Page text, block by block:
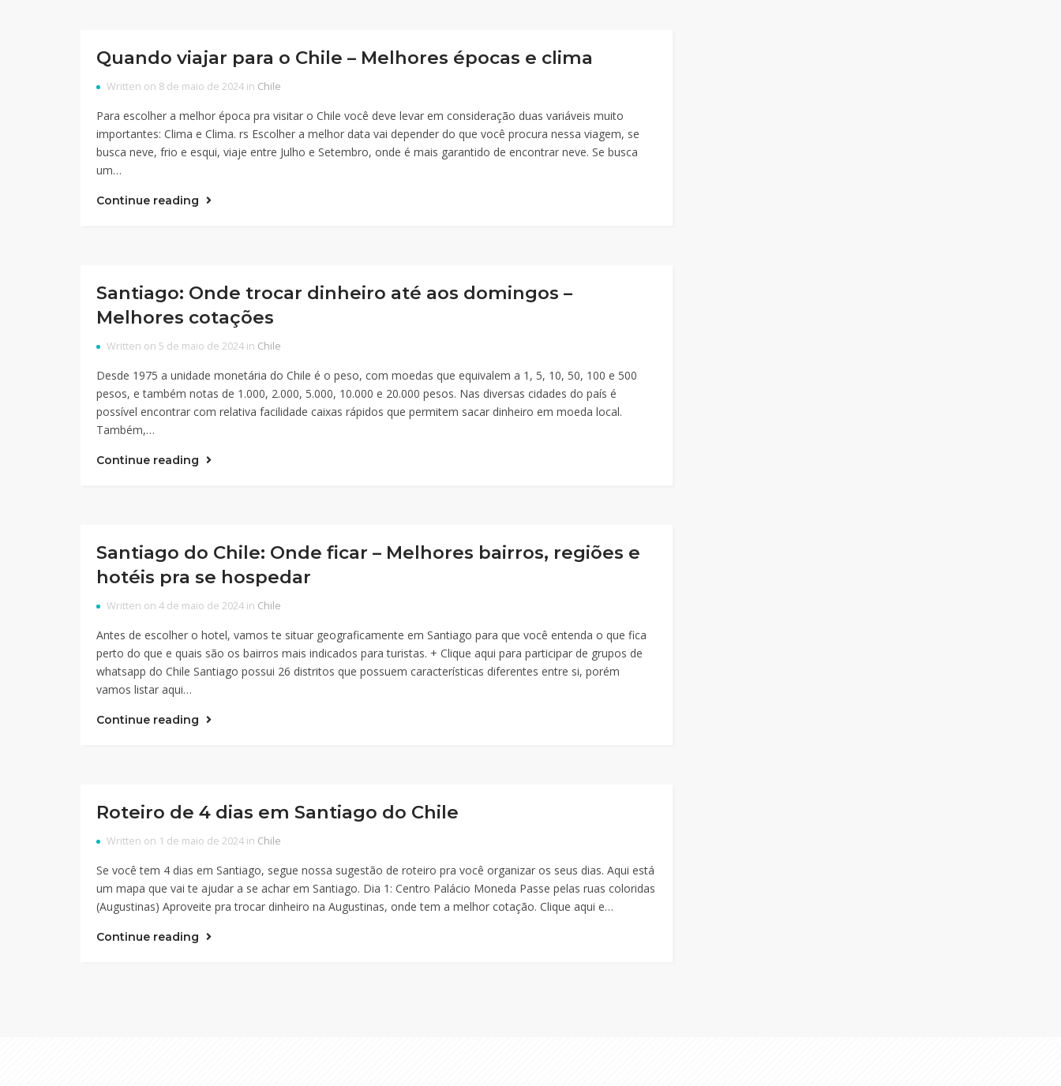
Quando viajar para o Chile – Melhores épocas e clima
Written on 8 de maio de 2024 in Chile
Para escolher a melhor época pra visitar o Chile você deve levar em consideração duas variáveis muito
importantes: Clima e Clima. rs Escolher a melhor data vai depender do que você procura nessa viagem, se
busca neve, frio e esqui, viaje entre Julho e Setembro, onde é mais garantido de encontrar neve. Se busca
um…
Continue reading
Santiago: Onde trocar dinheiro até aos domingos –
Melhores cotações
Written on 5 de maio de 2024 in Chile
Desde 1975 a unidade monetária do Chile é o peso, com moedas que equivalem a 1, 5, 10, 50, 100 e 500
pesos, e também notas de 1.000, 2.000, 5.000, 10.000 e 20.000 pesos. Nas diversas cidades do país é
possível encontrar com relativa facilidade caixas rápidos que permitem sacar dinheiro em moeda local.
Também,…
Continue reading
Santiago do Chile: Onde ficar – Melhores bairros, regiões e
hotéis pra se hospedar
Written on 4 de maio de 2024 in Chile
Antes de escolher o hotel, vamos te situar geograficamente em Santiago para que você entenda o que fica
perto do que e quais são os bairros mais indicados para turistas. + Clique aqui para participar de grupos de
whatsapp do Chile Santiago possui 26 distritos que possuem características diferentes entre si, porém
vamos listar aqui…
Continue reading
Roteiro de 4 dias em Santiago do Chile
Written on 1 de maio de 2024 in Chile
Se você tem 4 dias em Santiago, segue nossa sugestão de roteiro pra você organizar os seus dias. Aqui está
um mapa que vai te ajudar a se achar em Santiago. Dia 1: Centro Palácio Moneda Passe pelas ruas coloridas
(Augustinas) Aproveite pra trocar dinheiro na Augustinas, onde tem a melhor cotação. Clique aqui e…
Continue reading